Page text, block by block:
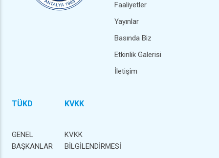
Faaliyetler
Yayınlar
Basında Biz
Etkinlik Galerisi
İletişim
TÜKD
GENEL
BAŞKANLAR
KVKK
KVKK
BİLGİLENDİRMESİ